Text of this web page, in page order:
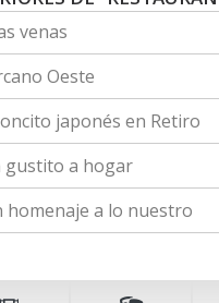
venas
Oeste
japonés en Retiro
gustito a hogar
homenaje a lo nuestro